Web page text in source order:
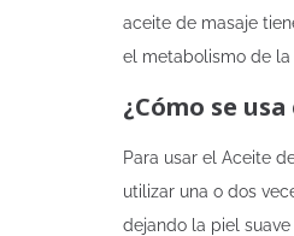
aceite de masaje
el metabolismo de
¿Cómo se
Para usar el Aceite
utilizar una o dos
dejando la piel